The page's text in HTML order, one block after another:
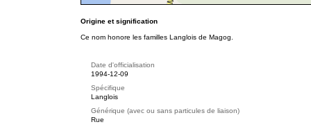
Origine et signification
Ce nom honore les familles Langlois de Magog.
Date d'officialisation
1994-12-09
Spécifique
Langlois
Générique (avec ou sans particules de liaison)
Rue